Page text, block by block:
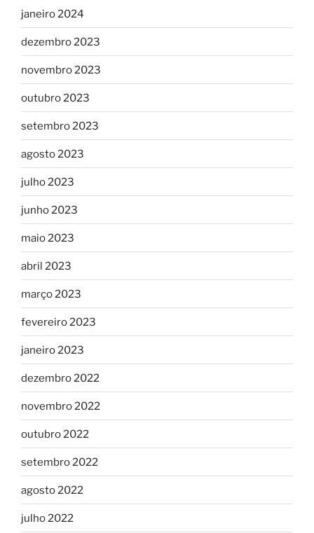
janeiro 2024
dezembro 2023
novembro 2023
outubro 2023
setembro 2023
agosto 2023
julho 2023
junho 2023
maio 2023
abril 2023
março 2023
fevereiro 2023
janeiro 2023
dezembro 2022
novembro 2022
outubro 2022
setembro 2022
agosto 2022
julho 2022